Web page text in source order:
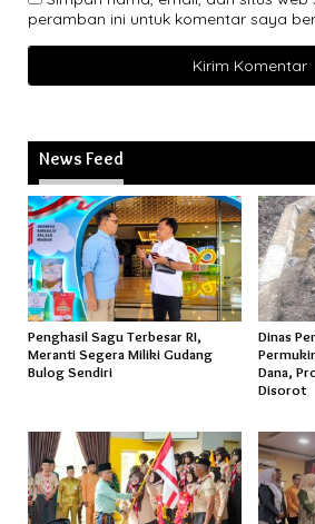
peramban ini untuk komentar saya
News Feed
Penghasil Sagu Terbesar RI,
Meranti Segera Miliki Gudang
Bulog Sendiri
Dinas
Dana,
Disorot